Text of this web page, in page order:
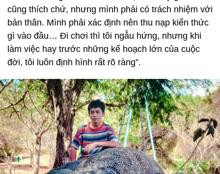
cũng thích chứ, nhưng mình phải có trách nhiệm với
bản thân. Mình phải xác định nên thu nạp kiến thức
gì vào đầu… Đi chơi thì tôi ngẫu hứng, nhưng khi
làm việc hay trước những kế hoạch lớn của cuộc
đời, tôi luôn định hình rất rõ ràng”.